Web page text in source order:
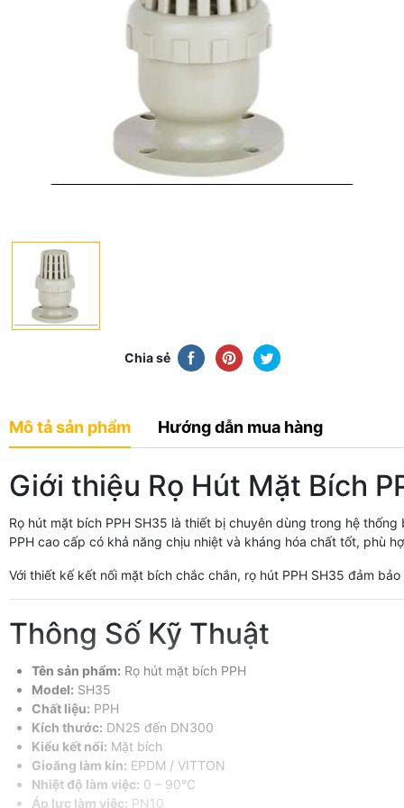
Chia sẻ
Mô tả sản phẩm Hướng dẫn mua hàng
Giới thiệu Rọ Hút Mặt Bích
Rọ hút mặt bích PPH SH35 là thiết bị chuyên dùng trong hệ
PPH cao cấp có khả năng chịu nhiệt và kháng hóa chất tốt, phù
Với thiết kế kết nối mặt bích chắc chắn, rọ hút PPH SH35 đảm
Thông Số Kỹ Thuật
Tên sản phẩm: Rọ hút mặt bích PPH
Model: SH35
Chất liệu: PPH
Kích thước: DN25 đến DN300
Kiểu kết nối: Mặt bích
Gioăng làm kín: EPDM / VITTON
Nhiệt độ làm việc: 0 – 90°C
Áp lực làm việc: PN10